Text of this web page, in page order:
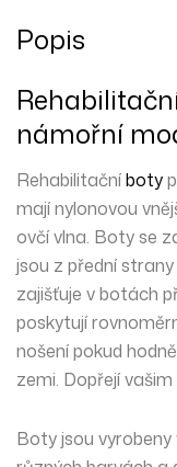
Popis
námořní
Rehabilitačníboty
majínylonovou
ovčívlna. Boty se
jsou z přední
zajišťuje v botách
poskytují
nošenípokud
zemi. Dopřejí
Boty jsou vyrobeny